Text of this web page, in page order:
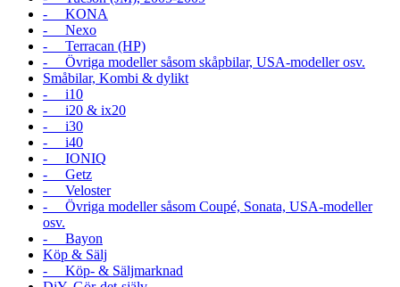
- KONA
- Nexo
- Terracan (HP)
- Övriga modeller såsom skåpbilar, USA-modeller osv.
Småbilar, Kombi & dylikt
- i10
- i20 & ix20
- i30
- i40
- IONIQ
- Getz
- Veloster
- Övriga modeller såsom Coupé, Sonata, USA-modeller
osv.
- Bayon
Köp & Sälj
- Köp- & Säljmarknad